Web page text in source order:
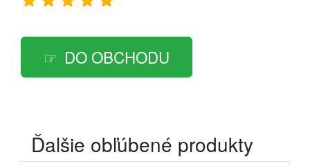
DO OBCHODU
Ďalšie obľúbené produkty